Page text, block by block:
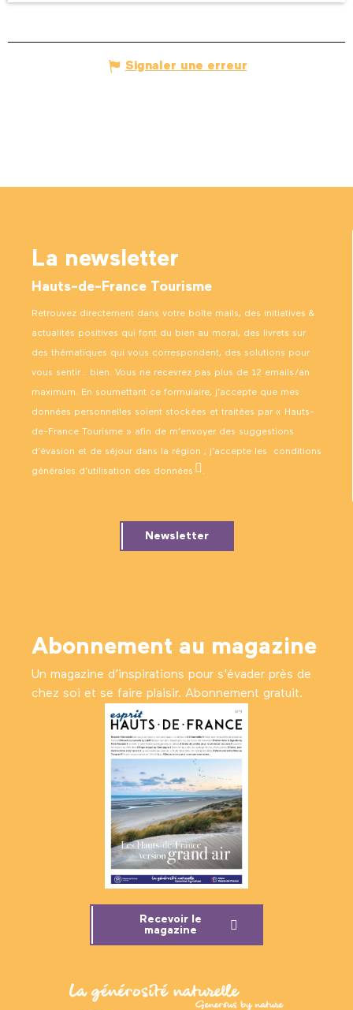
Signaler une erreur
La newsletter
Hauts-de-France Tourisme
Retrouvez directement dans votre boîte mails, des initiatives &
actualités positives qui font du bien au moral, des livrets sur
des thématiques qui vous correspondent, des solutions pour
vous sentir… bien. Vous ne recevrez pas plus de 12 emails/an
maximum. En soumettant ce formulaire, j’accepte que mes
données personnelles soient stockées et traitées par « Hauts-
de-France Tourisme » afin de m’envoyer des suggestions
d’évasion et de séjour dans la région ; j’accepte les conditions
générales d’utilisation des données .
Newsletter
Abonnement au magazine
Un magazine d’inspirations pour s'évader près de
chez soi et se faire plaisir. Abonnement gratuit.
Recevoir le
magazine